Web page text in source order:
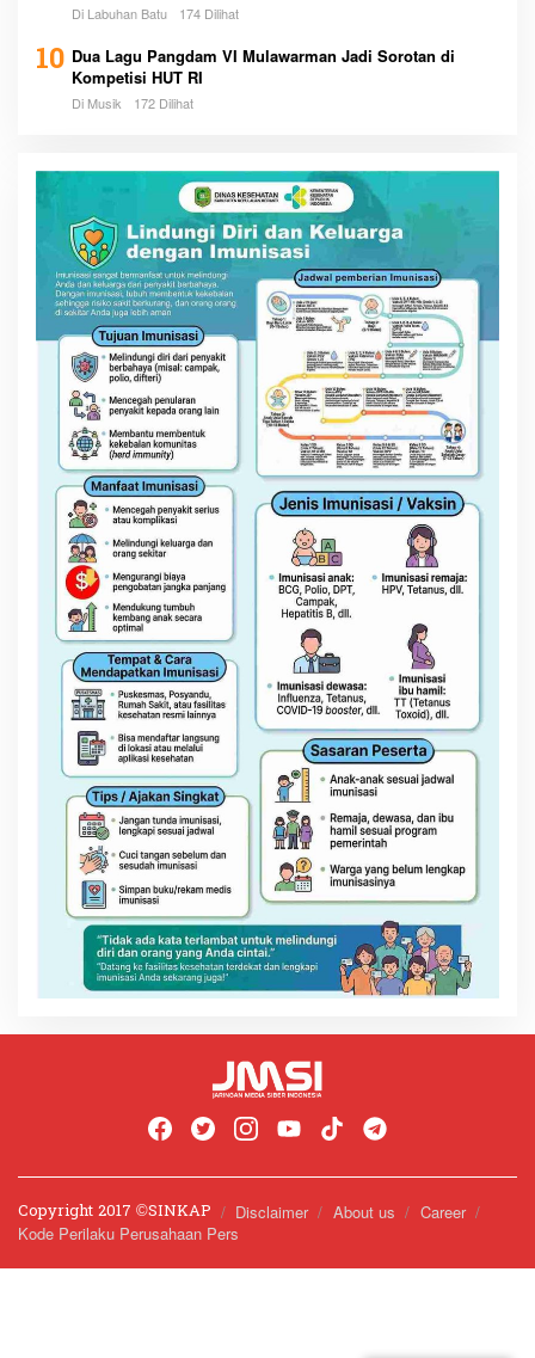
Di Labuhan Batu 174 Dilihat
10 Dua Lagu Pangdam VI Mulawarman Jadi Sorotan di
Kompetisi HUT RI
Di Musik 172 Dilihat
Copyright 2017 ©️SINKAP Disclaimer About us
Career
Kode Perilaku Perusahaan Pers